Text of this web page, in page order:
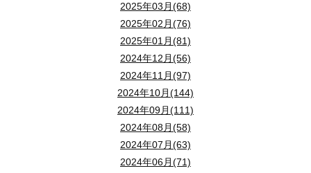
2025年03月(68)
2025年02月(76)
2025年01月(81)
2024年12月(56)
2024年11月(97)
2024年10月(144)
2024年09月(111)
2024年08月(58)
2024年07月(63)
2024年06月(71)